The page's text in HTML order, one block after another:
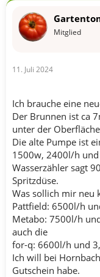
e
r
e
Mitglied
11. Juli 2024
Ich brauche eine
Der Brunnen ist ca
unter der
Die alte Pumpe ist
1500w, 2400l/h
Wasserzähler sagt
Spritzdüse.
Was sollich mir neu
Pattfield: 6500l/h
Metabo: 7500l/h
auch die
for-q: 6600l/h und
Ich will bei
Gutschein habe.